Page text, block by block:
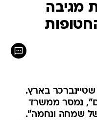
מגיבה
שטיינברכר בארץ.
נמסר ממשרד
שמחה ונחמה".